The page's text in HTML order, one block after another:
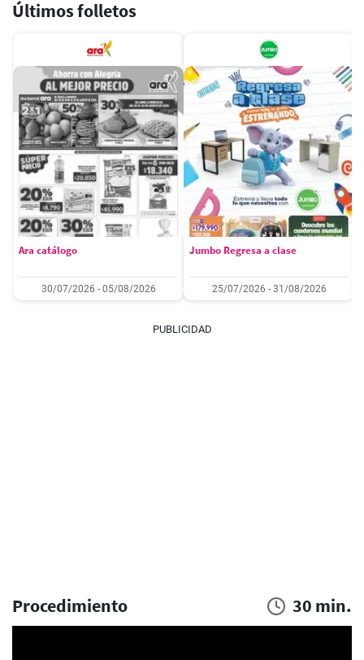
Últimos folletos
Ara catálogo
30/07/2026 - 05/08/2026
Jumbo Regresa a clase
25/07/2026 - 31/08/2026
PUBLICIDAD
Procedimiento 30 min.